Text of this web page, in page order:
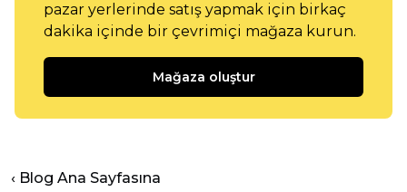
pazar yerlerinde satış yapmak için birkaç
dakika içinde bir çevrimiçi mağaza kurun.
Mağaza oluştur
‹ Blog Ana Sayfasına